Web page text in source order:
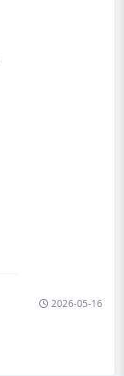
2026-05-16